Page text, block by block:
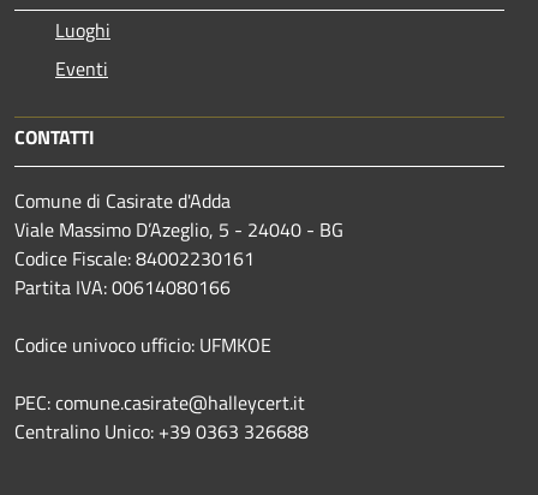
Luoghi
Eventi
CONTATTI
Comune di Casirate d'Adda
Viale Massimo D’Azeglio, 5 - 24040 - BG
Codice Fiscale: 84002230161
Partita IVA: 00614080166
Codice univoco ufficio: UFMKOE
PEC: comune.casirate@halleycert.it
Centralino Unico: +39 0363 326688